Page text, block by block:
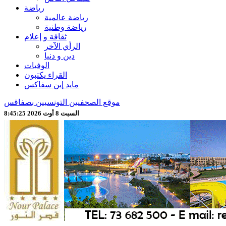
رياضة
رياضة عالمية
رياضة وطنية
ثقافة و إعلام
الرأي الآخر
دين و دنيا
الوفيات
القراء يكتبون
مايد إين سفاكس
موقع الصحفيين التونسيين بصفاقس
السبت 8 أوت 2026 8:45:27